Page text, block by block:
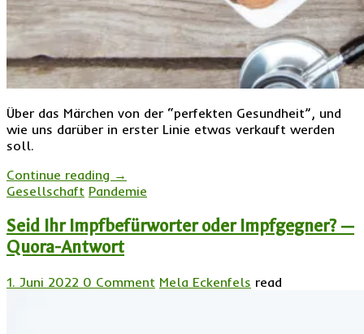
Über das Märchen von der “perfekten Gesundheit”, und
wie uns darüber in erster Linie etwas verkauft werden
soll.
Continue reading →
Gesellschaft Pandemie
Seid Ihr Impfbefürworter oder Impfgegner? —
Quora-Antwort
1. Juni 2022 0 Comment Mela Eckenfels read